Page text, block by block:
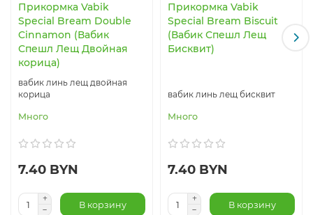
Прикормка Vabik
Special Bream Double
Cinnamon (Вабик
Спешл Лещ Двойная
корица)
вабик линь лещ двойная
корица
Много
7.40 BYN
В корзину
Прикормка Vabik
Special Bream Biscuit
(Вабик Спешл Лещ
Бисквит)
вабик линь лещ бисквит
Много
7.40 BYN
В корзину